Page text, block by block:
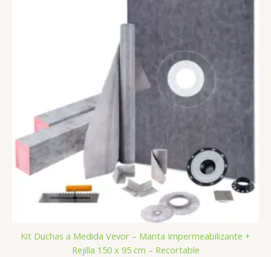
Kit Duchas a Medida Vevor – Manta Impermeabilizante +
Rejilla 150 x 95 cm – Recortable